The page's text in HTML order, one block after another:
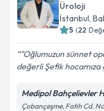
Üroloji
İstanbul,
5 (22
"Oğlumuzun sünnet
değerli Şefik
Medipol Bahçelievler
Çobançeşme, Fatih Cd.